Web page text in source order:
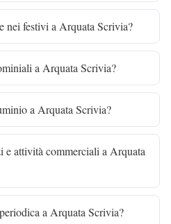
nei festivi a Arquata Scrivia?
a Arquata Scrivia?
a Arquata Scrivia?
e attività commerciali a Arquata
a Arquata Scrivia?